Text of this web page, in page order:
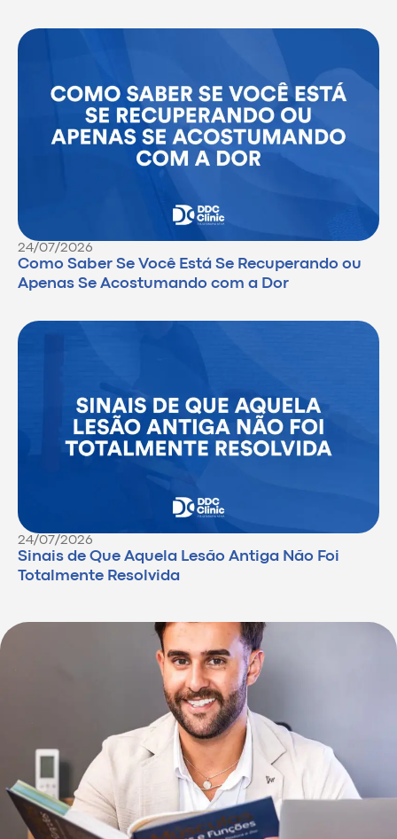
24/07/2026
Como Saber Se Você Está Se Recuperando ou
Apenas Se Acostumando com a Dor
24/07/2026
Sinais de Que Aquela Lesão Antiga Não Foi
Totalmente Resolvida